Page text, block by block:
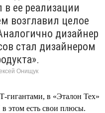
в ее реализации
возглавил целое
дизайнер
стал дизайнером
Онищук
гигантами, в «Эталон Тех»
этом есть свои плюсы.